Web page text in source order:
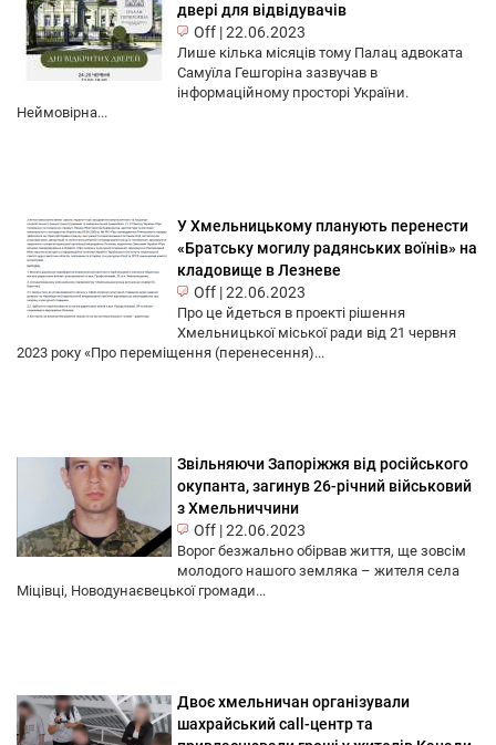
двері для відвідувачів
Off |22.06.2023
Лише кілька місяців тому Палац адвоката
Самуїла Гешгоріна зазвучав в
інформаційному просторі України.
Неймовірна...
У Хмельницькому планують перенести
«Братську могилу радянських воїнів» на
кладовище в Лезневе
Off |22.06.2023
Про це йдеться в проекті рішення
Хмельницької міської ради від 21 червня
2023 року «Про переміщення (перенесення)...
Звільняючи Запоріжжя від російського
окупанта, загинув 26-річний військовий
з Хмельниччини
Off |22.06.2023
Ворог безжально обірвав життя, ще зовсім
молодого нашого земляка – жителя села
Міцівці, Новодунаєвецької громади...
Двоє хмельничан організували
шахрайський call-центр та